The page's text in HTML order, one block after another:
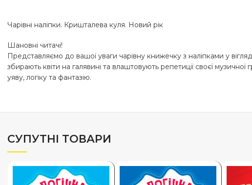
Чарівні наліпки. Кришталева куля. Новий рік
Шановні читачі!
Представляємо до вашої уваги чарівну книжечку з наліпками у
збирають квіти на галявині та влаштовують репетиції своєї
уяву, логіку та фантазію.
СУПУТНІ ТОВАРИ